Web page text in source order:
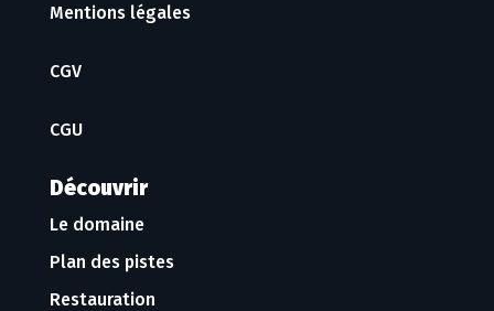
Mentions légales
CGV
CGU
Découvrir
Le domaine
Plan des pistes
Restauration